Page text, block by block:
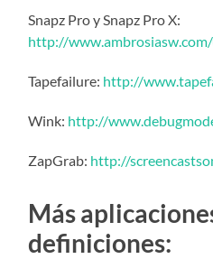
Snapz Pro y Snapz Pro X:
http://
Tapefailure: http://
Wink: http://
ZapGrab: http://
Más
definiciones: